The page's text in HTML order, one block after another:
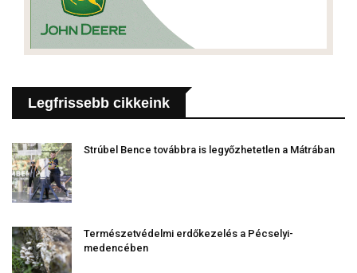
Legfrissebb cikkeink
Strúbel Bence továbbra is legyőzhetetlen a Mátrában
Természetvédelmi erdőkezelés a Pécselyi-
medencében